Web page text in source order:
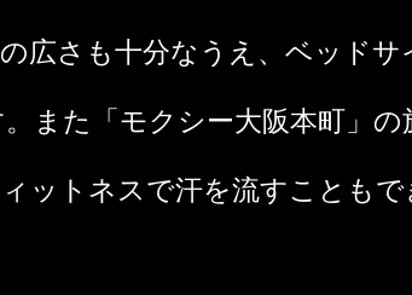
広さも十分なうえ、ベッドサ
また「モクシー大阪本町」の
ットネスで汗を流すことも